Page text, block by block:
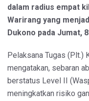
dalam radius empat
Warirang yang
Dukono pada Jumat,
Pelaksana Tugas (Plt.)
mengatakan, sebaran
berstatus Level II
meningkatkan risiko